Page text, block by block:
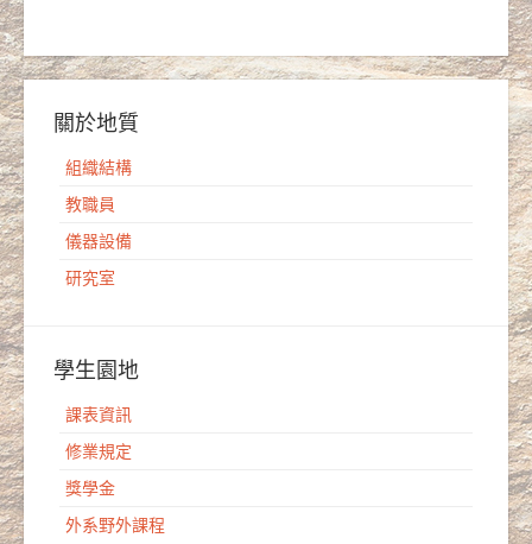
關於地質
組織結構
教職員
儀器設備
研究室
學生園地
課表資訊
修業規定
獎學金
外系野外課程